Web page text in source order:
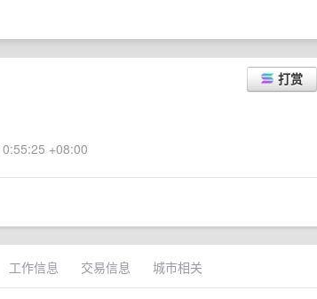
打赏
+08:00
工作信息 交易信息 城市相关